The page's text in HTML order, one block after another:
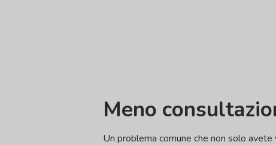
Meno
Un problema comune che non solo